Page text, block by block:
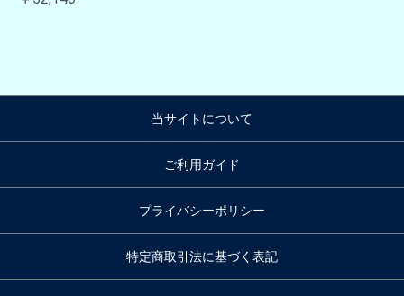
当サイトについて
ご利用ガイド
プライバシーポリシー
特定商取引法に基づく表記